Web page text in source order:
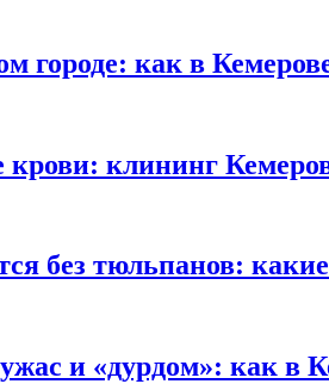
городе: как в
клининг
без тюльпанов:
и «дурдом»: как в